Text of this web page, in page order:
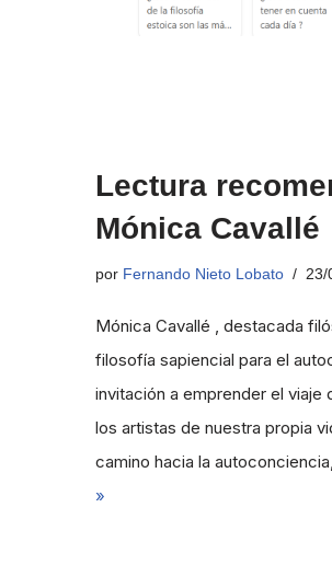
Lectura
Mónica Cavallé
por Fernando Nieto Lobato 23/
Mónica Cavallé , destacada
filosofía sapiencial para el
invitación a emprender el
los artistas de nuestra propia
camino hacia la
»